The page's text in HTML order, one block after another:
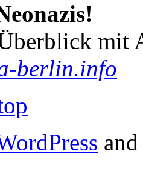
mit
berlin.info